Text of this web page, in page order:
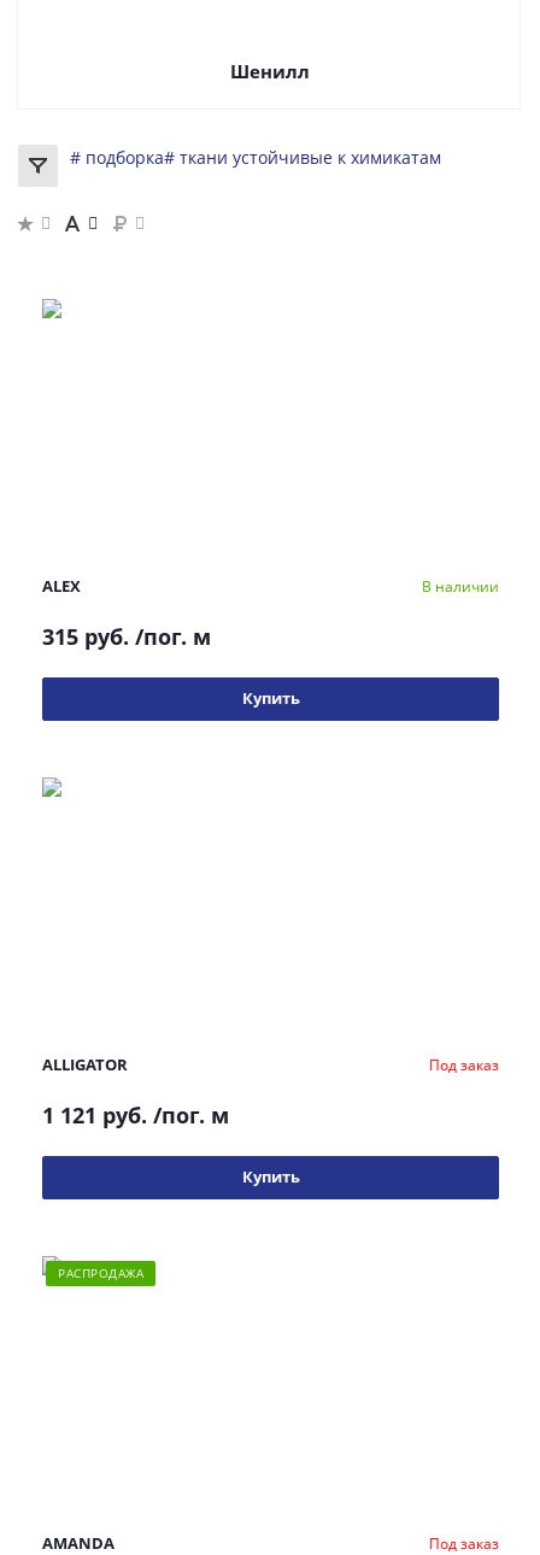
Шенилл
# подборка# ткани устойчивые к химикатам
ALEX В наличии
315 руб. /пог. м
Купить
ALLIGATOR Под заказ
1 121 руб. /пог. м
Купить
РАСПРОДАЖА
AMANDA Под заказ